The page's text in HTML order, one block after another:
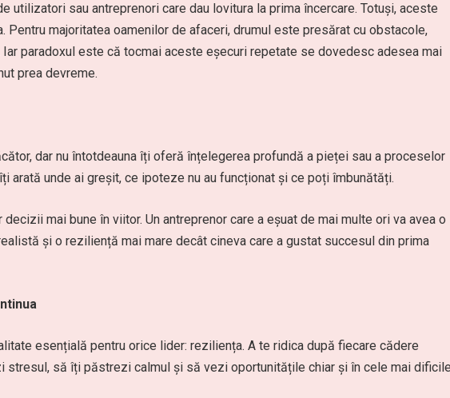
utilizatori sau antreprenori care dau lovitura la prima încercare. Totuși, aceste
Pentru majoritatea oamenilor de afaceri, drumul este presărat cu obstacole,
paradoxul este că tocmai aceste eșecuri repetate se dovedesc adesea mai
prea devreme.
dar nu întotdeauna îți oferă înțelegerea profundă a pieței sau a proceselor
arată unde ai greșit, ce ipoteze nu au funcționat și ce poți îmbunătăți.
mai bune în viitor. Un antreprenor care a eșuat de mai multe ori va avea o
și o reziliență mai mare decât cineva care a gustat succesul din prima
esențială pentru orice lider: reziliența. A te ridica după fiecare cădere
stresul, să îți păstrezi calmul și să vezi oportunitățile chiar și în cele mai